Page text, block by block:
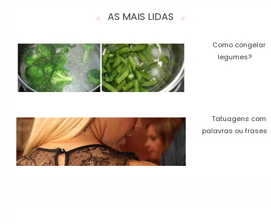
AS MAIS LIDAS
Como congelar
legumes?
Tatuagens com
palavras ou frases